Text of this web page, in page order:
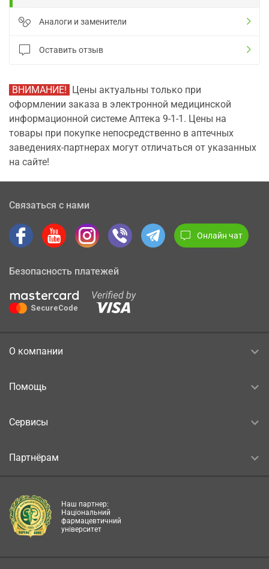
Аналоги и заменители
Оставить отзыв
ВНИМАНИЕ! Цены актуальны только при
оформлении заказа в электронной медицинской
информационной системе Аптека 9-1-1. Цены на
товары при покупке непосредственно в аптечных
заведениях-партнерах могут отличаться от указанных
на сайте!
Связаться с нами
Онлайн чат
Безопасность платежей
О компании
Помощь
Сервисы
Партнёрам
Наш партнер:
Національний
фармацевтичний
університет